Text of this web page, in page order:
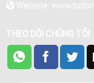
Website:
THEO DÕI CHÚNG TÔI